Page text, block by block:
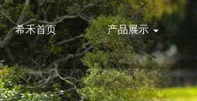
希禾首页 产品展示